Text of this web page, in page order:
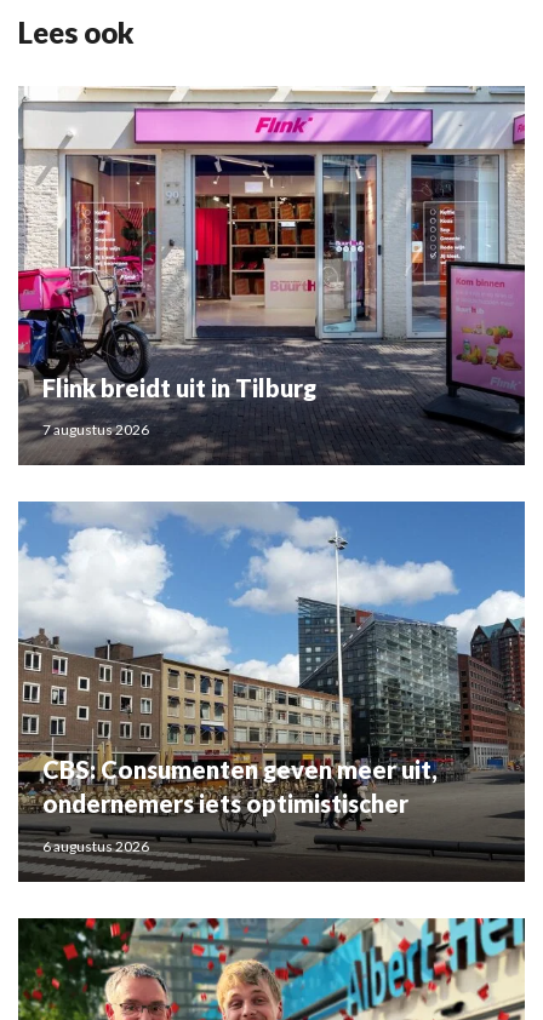
Lees ook
Flink breidt uit in Tilburg
7 augustus 2026
CBS: Consumenten geven meer uit,
ondernemers iets optimistischer
6 augustus 2026